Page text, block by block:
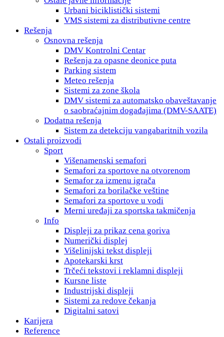
Urbani biciklistički sistemi
VMS sistemi za distributivne centre
Rešenja
Osnovna rešenja
DMV Kontrolni Centar
Rešenja za opasne deonice puta
Parking sistem
Meteo rešenja
Sistemi za zone škola
DMV sistemi za automatsko obaveštavanje
o saobraćajnim događajima (DMV-SAATE)
Dodatna rešenja
Sistem za detekciju vangabaritnih vozila
Ostali proizvodi
Sport
Višenamenski semafori
Semafori za sportove na otvorenom
Semafor za izmenu igrača
Semafori za borilačke veštine
Semafori za sportove u vodi
Мerni uređaji za sportska takmičenja
Info
Displeji za prikaz cena goriva
Numerički displej
Višelinijski tekst displeji
Apotekarski krst
Trčeći tekstovi i reklamni displeji
Kursne liste
Industrijski displeji
Sistemi za redove čekanja
Digitalni satovi
Karijera
Reference